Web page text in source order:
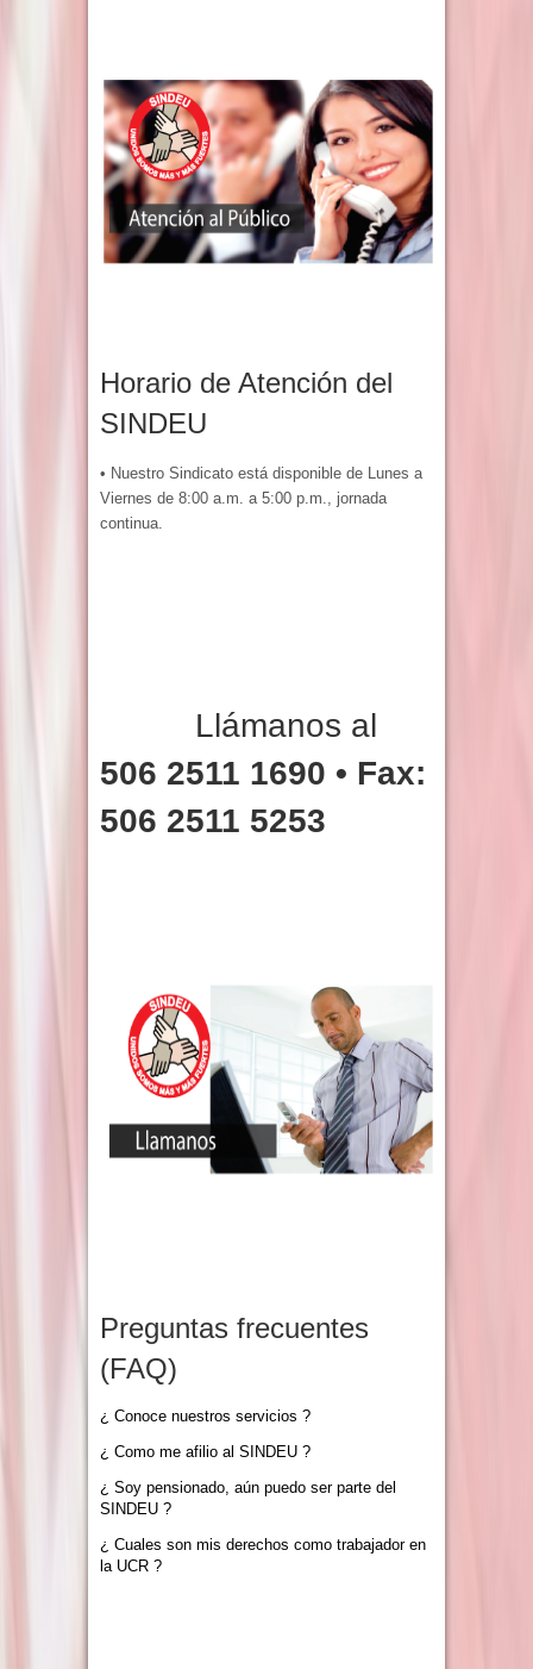
Horario de Atención del
SINDEU
• Nuestro Sindicato está disponible de Lunes a
Viernes de 8:00 a.m. a 5:00 p.m., jornada
continua.
Llámanos al
506 2511 1690 • Fax:
506 2511 5253
Preguntas frecuentes
(FAQ)
¿ Conoce nuestros servicios ?
¿ Como me afilio al SINDEU ?
¿ Soy pensionado, aún puedo ser parte del
SINDEU ?
¿ Cuales son mis derechos como trabajador en
la UCR ?